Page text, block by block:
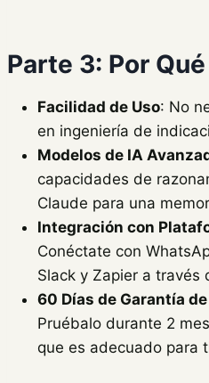
Parte 3: Por
Facilidad de Uso: No
en ingeniería de
Modelos de IA
capacidades de
Claude para una
Integración con
Conéctate con
Slack y Zapier a través
60 Días de Garantía
Pruébalo durante 2
que es adecuado para